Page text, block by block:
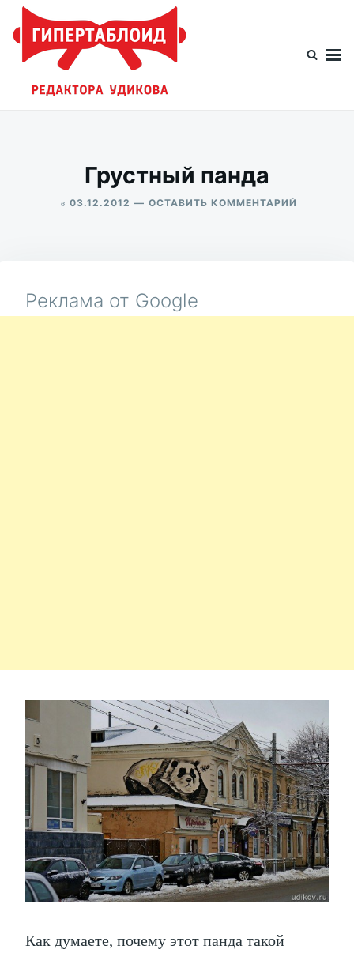
Перейти
содержимому
Искать:
Грустный панда
в 03.12.2012 ОСТАВИТЬ КОММЕНТАРИЙ
Реклама от Google
Как думаете, почему этот панда такой